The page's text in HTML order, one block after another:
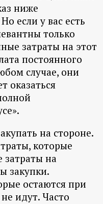
ниже
если у вас есть
только
затраты на этот
постоянного
случае, они
оказаться
на стороне.
которые
затраты на
закупки.
остаются при
идут. Часто